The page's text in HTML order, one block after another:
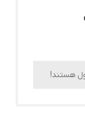
هستند!